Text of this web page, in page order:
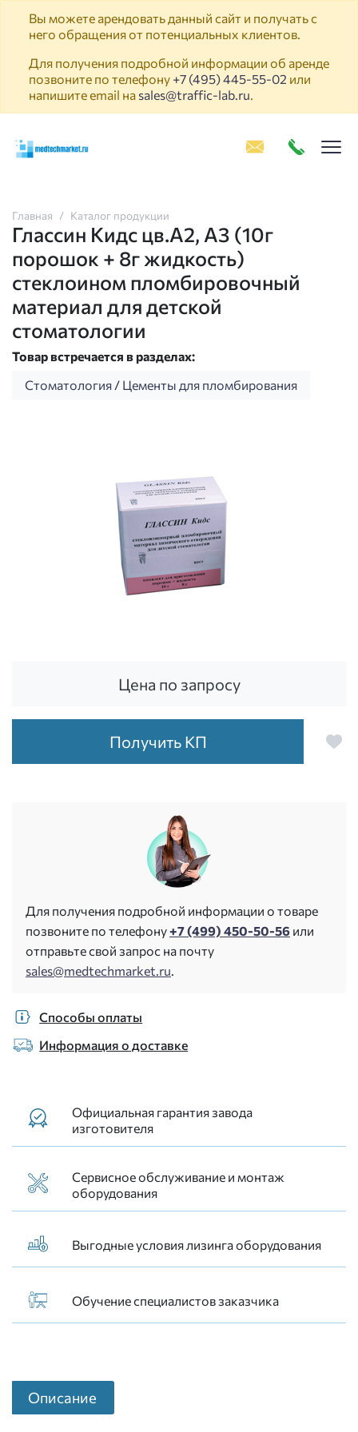
Вы можете арендовать данный сайт и получать с
него обращения от потенциальных клиентов.
Для получения подробной информации об аренде
позвоните по телефону +7 (495) 445-55-02 или
напишите email на sales@traffic-lab.ru.
Главная Каталог продукции
Глассин Кидс цв.А2, А3 (10г
порошок + 8г жидкость)
стеклоином пломбировочный
материал для детской
стоматологии
Товар встречается в разделах:
Стоматология / Цементы для пломбирования
Цена по запросу
Получить КП
Для получения подробной информации о товаре
позвоните по телефону+7 (499) 450-50-56 или
отправьте свой запрос на почту
sales@medtechmarket.ru.
Способы оплаты
Информация о доставке
Официальная гарантия завода
изготовителя
Сервисное обслуживание и монтаж
оборудования
Выгодные условия лизинга оборудования
Обучение специалистов заказчика
Описание